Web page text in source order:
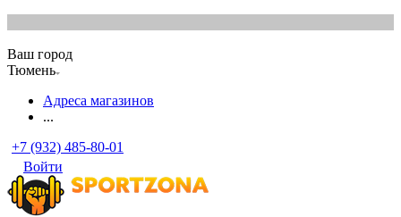
Ваш город
Тюмень
Адреса магазинов
...
+7 (932) 485-80-01
Войти